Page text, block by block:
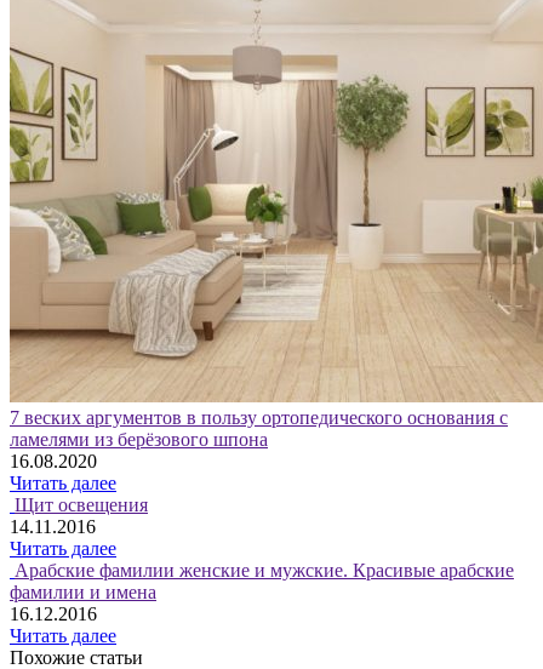
7 веских аргументов в пользу ортопедического основания с
ламелями из берёзового шпона
16.08.2020
Читать далее
Щит освещения
14.11.2016
Читать далее
Арабские фамилии женские и мужские. Красивые арабские
фамилии и имена
16.12.2016
Читать далее
Похожие статьи